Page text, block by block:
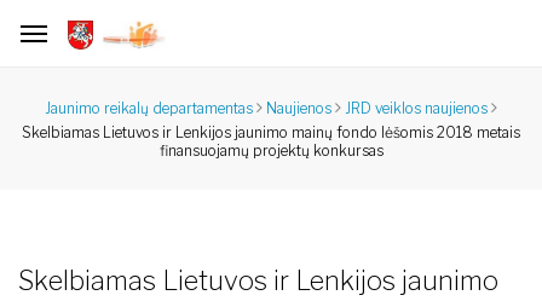
Jaunimo reikalų departamentas Naujienos
JRD veiklos naujienos
Skelbiamas Lietuvos ir Lenkijos jaunimo mainų fondo lėšomis 2018 metais
finansuojamų projektų konkursas
Skelbiamas Lietuvos ir Lenkijos jaunimo